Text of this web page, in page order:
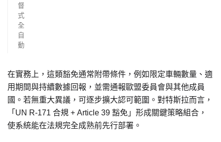
督
式
全
自
動
在實務上，這類豁免通常附帶條件，例如限定車輛數量、適
用期間與持續數據回報，並需通報歐盟委員會與其他成員
國。若無重大異議，可逐步擴大認可範圍。對特斯拉而言，
「UN R-171 合規 + Article 39 豁免」形成關鍵策略組合，
使系統能在法規完全成熟前先行部署。